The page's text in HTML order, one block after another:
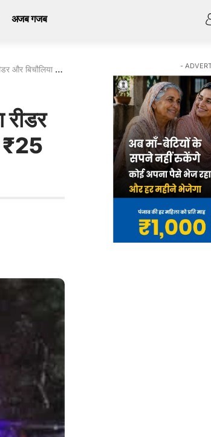
अजब गजब
में ₹25 लाख की डील पकड़ी
₹25
-